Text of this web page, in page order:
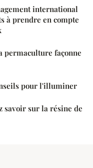
international
à prendre en compte
permaculture façonne
pour l'illuminer
savoir sur la résine de